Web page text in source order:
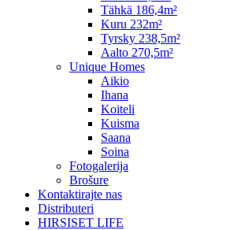
Tähkä 186,4m²
Kuru 232m²
Tyrsky 238,5m²
Aalto 270,5m²
Unique Homes
Aikio
Ihana
Koiteli
Kuisma
Saana
Soina
Fotogalerija
Brošure
Kontaktirajte nas
Distributeri
HIRSISET LIFE